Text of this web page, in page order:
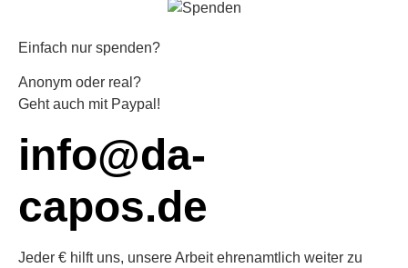
Einfach nur spenden?
Anonym oder real?
Geht auch mit Paypal!
info@da-
capos.de
Jeder € hilft uns, unsere Arbeit ehrenamtlich weiter zu